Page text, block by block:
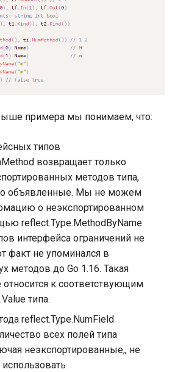
примера мы понимаем, что:
типов
возвращает только
методов типа,
объявленные. Мы не можем
о неэкспортированном
reflect.Type.MethodByName
интерфейса ограничений не
факт не упоминался в
методов до Go 1.16. Такая
относится к соответствующим
типа.
reflect.Type.NumField
всех полей типа
неэкспортированные,, не